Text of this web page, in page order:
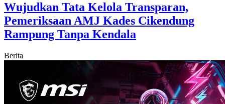
Wujudkan Tata Kelola Transparan,
Pemeriksaan AMJ Kades Cikendung
Rampung Tanpa Kendala
Berita